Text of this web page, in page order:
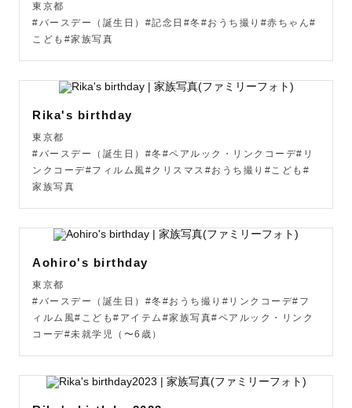
東京都
#バースデー（誕生日）#記念日#冬#おうち撮り#赤ちゃん#
こども#家族写真
Rika's birthday
東京都
#バースデー（誕生日）#冬#ペアルック・リンクコーデ#リ
ンクコーデ#フィルム風#クリスマス#おうち撮り#こども#
家族写真
Aohiro's birthday
東京都
#バースデー（誕生日）#冬#おうち撮り#リンクコーデ#フ
ィルム風#こども#アイテム#家族写真#ペアルック・リンク
コーデ#未就学児（〜6歳）